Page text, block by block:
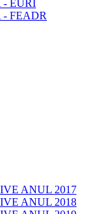
EURI
- FEADR
ANUL 2017
ANUL 2018